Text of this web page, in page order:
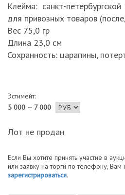
Клейма: санкт-
для привозных товаров
Вес 75,0 гр
Длина 23,0 см
Сохранность: царапины,
Эстимейт:
5 000 — 7 000
Лот не продан
Если Вы хотите принять участие в
или заявку на торги по телефону,
зарегистрироваться.